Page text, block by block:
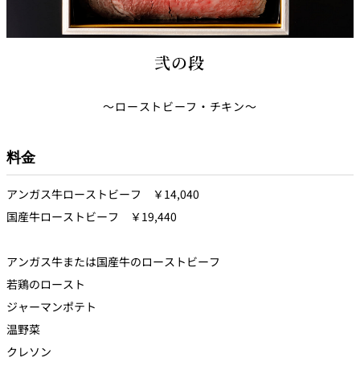
弐の段
～ローストビーフ・チキン～
料金
アンガス牛ローストビーフ ￥14,040
国産牛ローストビーフ ￥19,440
アンガス牛または国産牛のローストビーフ
若鶏のロースト
ジャーマンポテト
温野菜
クレソン